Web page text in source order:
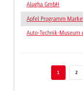
Alugha GmbH
Apfel Programm
Auto-Technik-Museum
1 2